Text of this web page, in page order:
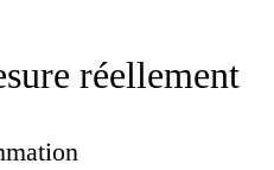
réellement